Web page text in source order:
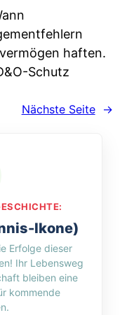
haften.
Schutz
Nächste Seite →
Ikone)
Erfolge dieser
Ihr Lebensweg
bleiben eine
kommende